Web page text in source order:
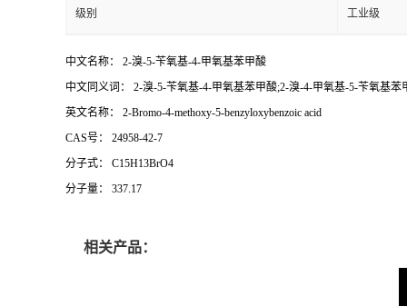
级别 工业级
中文名称： 2-溴-5-苄氧基-4-甲氧基苯甲酸
中文同义词： 2-溴-5-苄氧基-4-甲氧基苯甲酸;2-溴-4-甲氧基-5-苄氧基
英文名称： 2-Bromo-4-methoxy-5-benzyloxybenzoic acid
CAS号： 24958-42-7
分子式： C15H13BrO4
分子量： 337.17
相关产品：